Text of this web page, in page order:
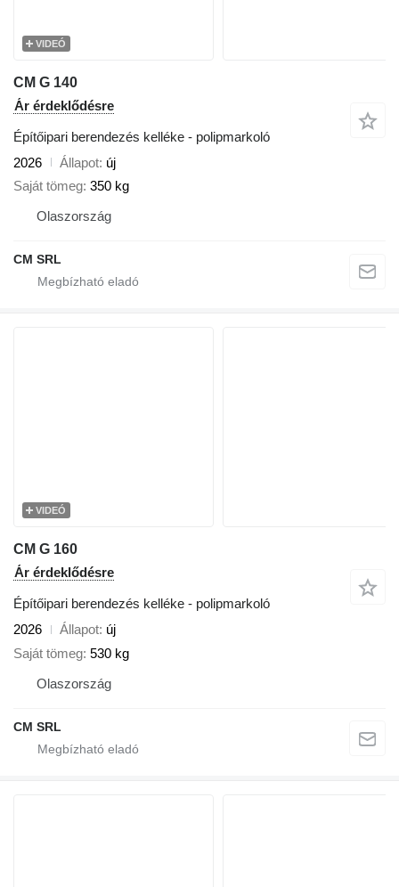
VIDEÓ
CM G 140
Ár érdeklődésre
Építőipari berendezés kelléke - polipmarkoló
2026
Állapot új
Saját tömeg 350 kg
Olaszország
CM SRL
VIDEÓ
CM G 160
Ár érdeklődésre
Építőipari berendezés kelléke - polipmarkoló
2026
Állapot új
Saját tömeg 530 kg
Olaszország
CM SRL